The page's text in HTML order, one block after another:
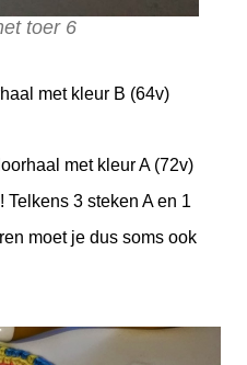
toer 6
met kleur B (64v)
met kleur A (72v)
Telkens 3 steken A en 1
moet je dus soms ook